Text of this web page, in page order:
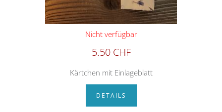
Nicht verfügbar
5.50 CHF
Kärtchen mit Einlageblatt
DETAILS